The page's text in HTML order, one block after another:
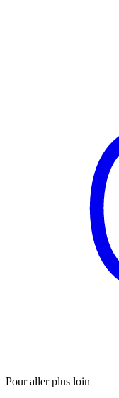
Pour aller plus loin